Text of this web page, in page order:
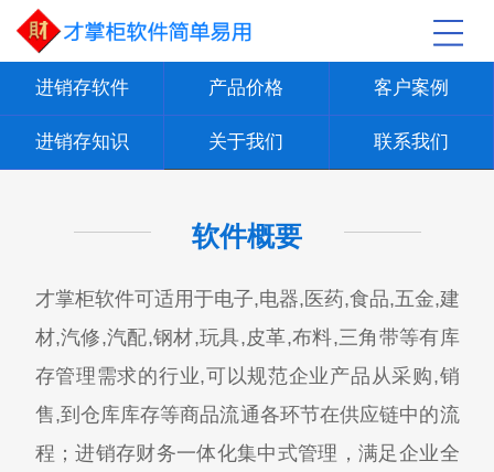
进销存软件 产品价格 客户案例
进销存知识 关于我们 联系我们
软件概要
才掌柜软件可适用于电子,电器,医药,食品,五金,建
材,汽修,汽配,钢材,玩具,皮革,布料,三角带等有库
存管理需求的行业,可以规范企业产品从采购,销
售,到仓库库存等商品流通各环节在供应链中的流
程；进销存财务一体化集中式管理，满足企业全